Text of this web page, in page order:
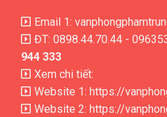
Email 1:
ĐT: 0898.44.70.44 -
944 333
Xem chi tiết:
Website 1: https://
Website 2: https://